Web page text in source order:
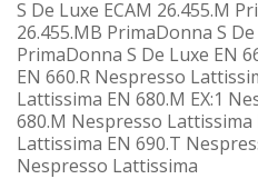
S De Luxe ECAM 26.455.M
26.455.MB PrimaDonna S
PrimaDonna S De Luxe EN
EN 660.R Nespresso
Lattissima EN 680.M EX:1
680.M Nespresso Lattissima
Lattissima EN 690.T
Nespresso Lattissima